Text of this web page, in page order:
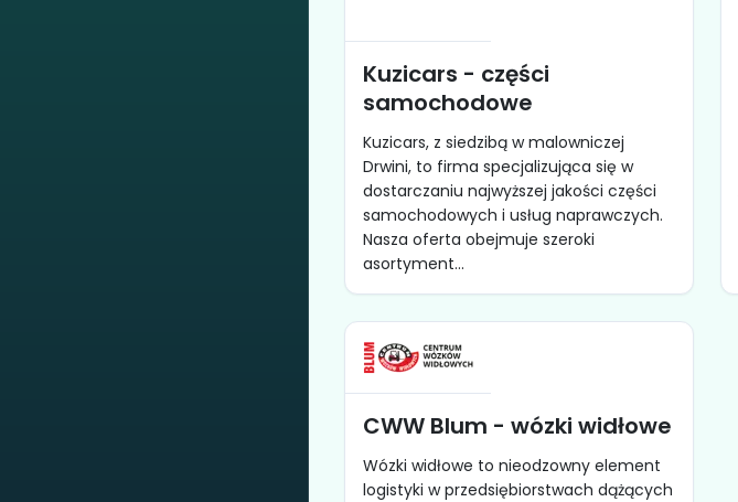
Kuzicars - części
samochodowe
Kuzicars, z siedzibą w malowniczej
Drwini, to firma specjalizująca się w
dostarczaniu najwyższej jakości części
samochodowych i usług naprawczych.
Nasza oferta obejmuje szeroki
asortyment...
CWW Blum - wózki widłowe
Wózki widłowe to nieodzowny element
logistyki w przedsiębiorstwach dążących